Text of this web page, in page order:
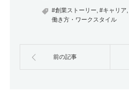
#創業ストーリー, #キャリア,
働き方・ワークスタイル
前の記事